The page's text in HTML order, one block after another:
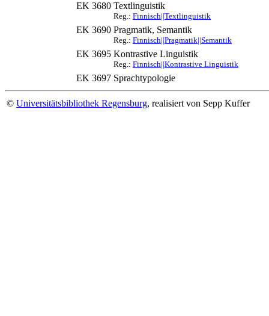
EK 3680 Textlinguistik
Reg.: Finnisch||Textlinguistik
EK 3690 Pragmatik, Semantik
Reg.: Finnisch||Pragmatik||Semantik
EK 3695 Kontrastive Linguistik
Reg.: Finnisch||Kontrastive Linguistik
EK 3697 Sprachtypologie
© Universitätsbibliothek Regensburg, realisiert von Sepp Kuffer